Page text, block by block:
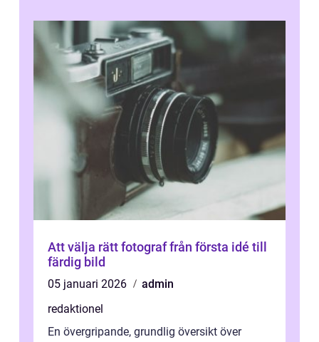
Att välja rätt fotograf från första idé till
färdig bild
05 januari 2026
admin
redaktionel
En övergripande, grundlig översikt över